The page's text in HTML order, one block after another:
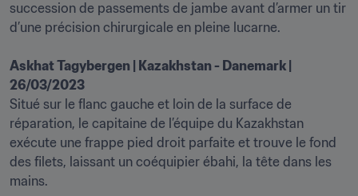
succession de passements de jambe avant d’armer un tir
d’une précision chirurgicale en pleine lucarne.
Askhat Tagybergen | Kazakhstan - Danemark |
26/03/2023
Situé sur le flanc gauche et loin de la surface de
réparation, le capitaine de l’équipe du Kazakhstan
exécute une frappe pied droit parfaite et trouve le fond
des filets, laissant un coéquipier ébahi, la tête dans les
mains.